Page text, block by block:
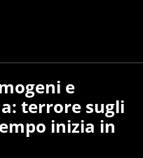
e
terrore sugli
inizia in